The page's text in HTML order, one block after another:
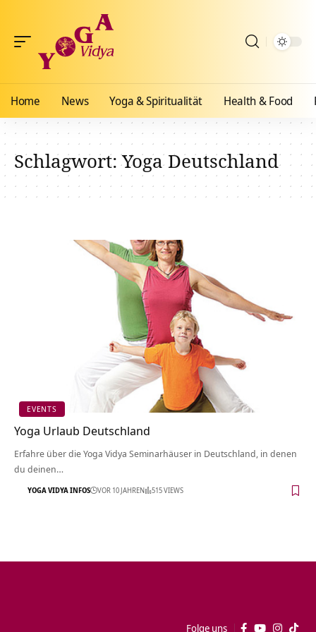
Home News Yoga & Spiritualität Health & Food
Schlagwort:Yoga Deutschland
EVENTS
Yoga Urlaub Deutschland
Erfahre über die Yoga Vidya Seminarhäuser in Deutschland, in denen
du deinen…
YOGA VIDYA INFOS VOR 10 JAHREN 515 VIEWS
Folge uns